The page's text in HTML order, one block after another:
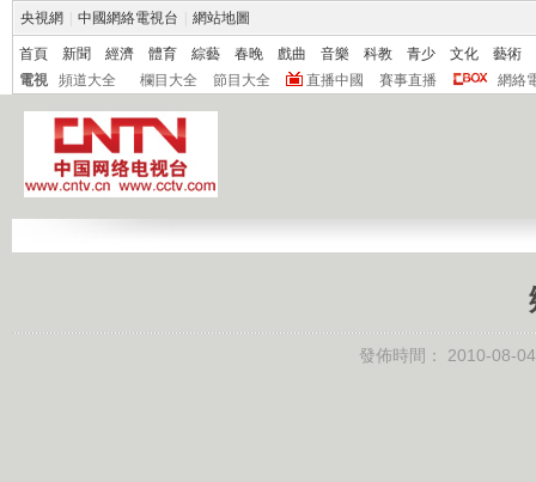
央視網 中國網絡電視台 網站地圖
首頁 新聞 經濟 體育 綜藝 春晚 戲曲 音樂 科教 青少 文化
藝術
電視
頻道大全 欄目大全 節目大全 直播中國 賽事直播 網絡
發佈時間： 2010-08-